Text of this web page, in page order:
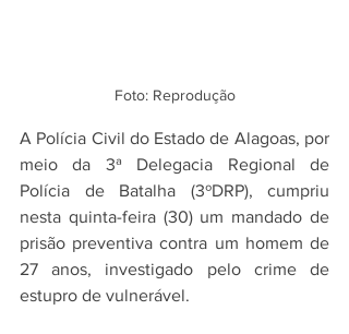
Foto: Reprodução
A Polícia Civil do Estado de Alagoas, por
meio da 3ª Delegacia Regional de
Polícia de Batalha (3ºDRP), cumpriu
nesta quinta-feira (30) um mandado de
prisão preventiva contra um homem de
27 anos, investigado pelo crime de
estupro de vulnerável.